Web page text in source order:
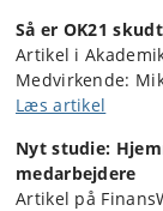
Så er OK21
Artikel i
Medvirkende:
Læs artikel
Nyt studie:
medarbejdere
Artikel på